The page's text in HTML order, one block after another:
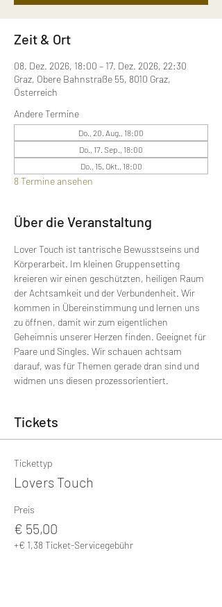
Zeit & Ort
08. Dez. 2026, 18:00 – 17. Dez. 2026, 22:30
Graz, Obere Bahnstraße 55, 8010 Graz,
Österreich
Andere Termine
Do., 20. Aug., 18:00
Do., 17. Sep., 18:00
Do., 15. Okt., 18:00
8 Termine ansehen
Über die Veranstaltung
Lover Touch ist tantrische Bewusstseins und
Körperarbeit. Im kleinen Gruppensetting
kreieren wir einen geschützten, heiligen Raum
der Achtsamkeit und der Verbundenheit. Wir
kommen in Übereinstimmung und lernen uns
zu öffnen, damit wir zum eigentlichen
Geheimnis unserer Herzen finden. Geeignet für
Paare und Singles. Wir schauen achtsam
darauf, was für Themen gerade dran sind und
widmen uns diesen prozessorientiert.
Tickets
Tickettyp
Lovers Touch
Preis
€ 55,00
+€ 1,38 Ticket-Servicegebühr